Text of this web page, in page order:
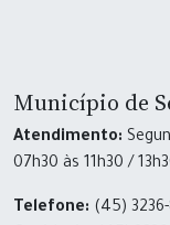
Município de
Atendimento:
07h30 às 11h30 /
Telefone: (45)